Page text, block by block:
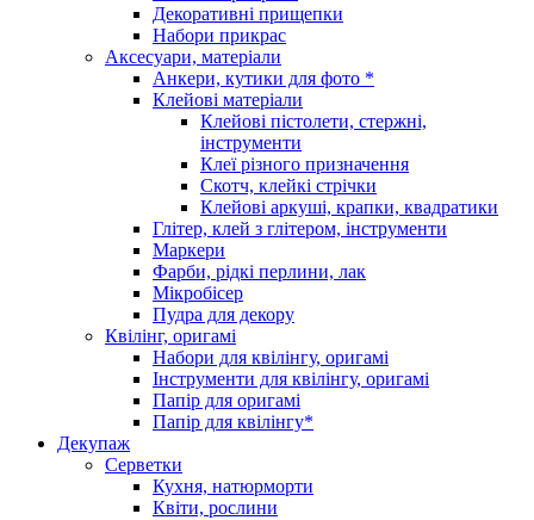
Декоративні прищепки
Набори прикрас
Аксесуари, матеріали
Анкери, кутики для фото *
Клейові матеріали
Клейові пістолети, стержні,
інструменти
Клеї різного призначення
Скотч, клейкі стрічки
Клейові аркуші, крапки, квадратики
Глітер, клей з глітером, інструменти
Маркери
Фарби, рідкі перлини, лак
Мікробісер
Пудра для декору
Квілінг, оригамі
Набори для квілінгу, оригамі
Інструменти для квілінгу, оригамі
Папір для оригамі
Папір для квілінгу*
Декупаж
Серветки
Кухня, натюрморти
Квіти, рослини